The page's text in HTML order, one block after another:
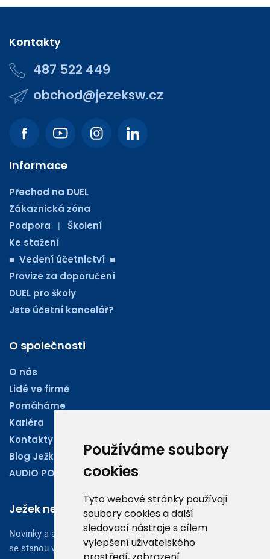
Používáme soubory
cookies
Tyto webové stránky používají
soubory cookies a další
sledovací nástroje s cílem
vylepšení uživatelského
Kontakty
487 522 449
obchod@jezeksw.cz
Informace
Přechod na DUEL
Zákaznická zóna
Podpora
| Školení
Ke stažení
■ Vedení účetnictví ■
Provize za doporučení
DUEL pro školy
Jste účetní kancelář?
O společnosti
O nás
Lidé ve firmě
Pomáháme
Kariéra
Kontakty
Blog Ježkoviny
AUDIO PODCASTY
Ježek newsletter
Novinky a aktuality z oboru účetnictví, obchodu či legislativy
se stanou vaším dobrým rádcem.